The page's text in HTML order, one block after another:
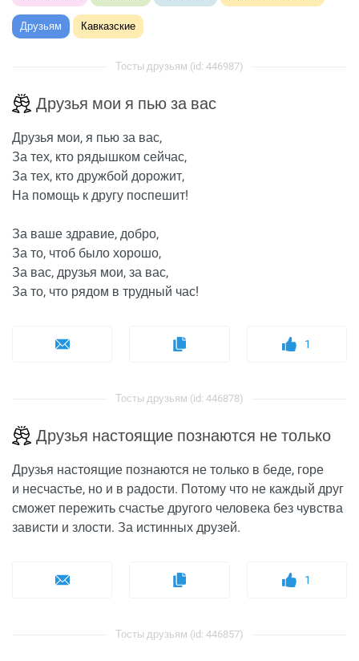
Друзьям Кавказские
Тосты друзьям (id: 446987)
Друзья мои я пью за вас
Друзья мои, я пью за вас,
За тех, кто рядышком сейчас,
За тех, кто дружбой дорожит,
На помощь к другу поспешит!
За ваше здравие, добро,
За то, чтоб было хорошо,
За вас, друзья мои, за вас,
За то, что рядом в трудный час!
1
Тосты друзьям (id: 446878)
Друзья настоящие познаются не только
Друзья настоящие познаются не только в беде, горе
и несчастье, но и в радости. Потому что не каждый друг
сможет пережить счастье другого человека без чувства
зависти и злости. За истинных друзей.
1
Тосты друзьям (id: 446857)